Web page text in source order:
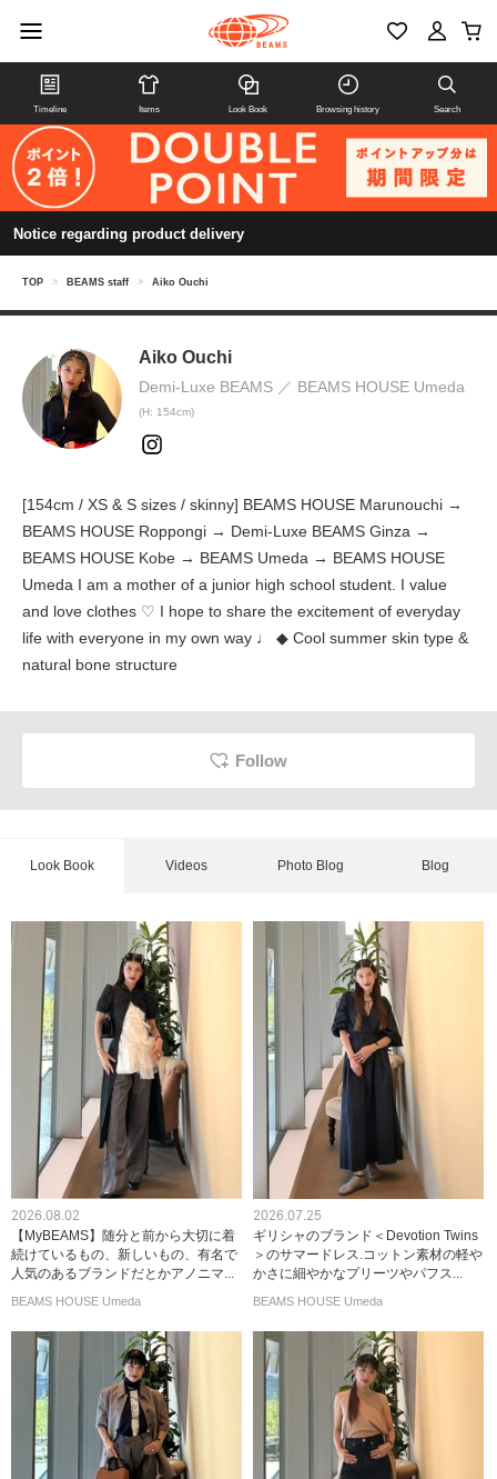
Timeline Items Look Book Browsing history Search
Notice regarding product delivery
TOP > BEAMS staff > Aiko Ouchi
Aiko Ouchi
Demi-Luxe BEAMS BEAMS HOUSE Umeda
(H: 154cm)
[154cm / XS & S sizes / skinny] BEAMS HOUSE Marunouchi →
BEAMS HOUSE Roppongi → Demi-Luxe BEAMS Ginza →
BEAMS HOUSE Kobe → BEAMS Umeda → BEAMS HOUSE
Umeda I am a mother of a junior high school student. I value
and love clothes ♡ I hope to share the excitement of everyday
life with everyone in my own way ♩ ◆ Cool summer skin type &
natural bone structure
Follow
Look Book Videos Photo Blog Blog
2026.08.02
【MyBEAMS】随分と前から大切に着
続けているもの、新しいもの、有名で
人気のあるブランドだとかアノニマ...
BEAMS HOUSE Umeda
2026.07.25
ギリシャのブランド＜Devotion Twins
＞のサマードレス.コットン素材の軽や
かさに細やかなプリーツやパフス...
BEAMS HOUSE Umeda